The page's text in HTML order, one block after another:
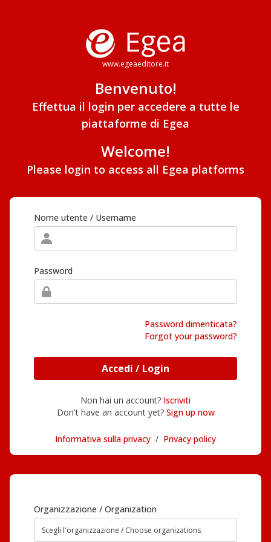
www.egeaeditore.it
Benvenuto!
Effettua il login per accedere a tutte le
piattaforme di Egea
Welcome!
Please login to access all Egea platforms
Nome utente / Username
Password
Password dimenticata?
Forgot your password?
Accedi / Login
Non hai un account? Iscriviti
Don't have an account yet? Sign up now
Informativa sulla privacy / Privacy policy
Organizzazione / Organization